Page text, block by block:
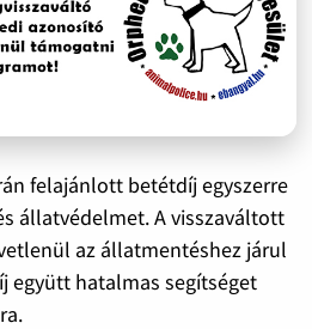
felajánlott betétdíj egyszerre
állatvédelmet. A visszaváltott
az állatmentéshez járul
együtt hatalmas segítséget